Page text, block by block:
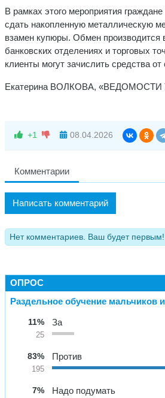
В рамках этого мероприятия
сдать накопленную металлическую
взамен купюры. Обмен производится
банковских отделениях и торговых
клиенты могут зачислить средства
Екатерина ВОЛКОВА, «ВЕДОМОСТИ
+1 08.04.2026
Комментарии
Написать комментарий
Нет комментариев. Ваш будет первым!
ОПРОС
Раздельное обучение мальчиков
11%
25
За
83%
195
Против
7% Надо подумать